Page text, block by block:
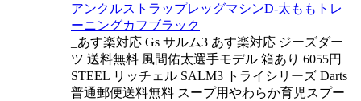
アンクルストラップレッグマシンD-太ももトレ
ーニングカフブラック
_あす楽対応 Gs サルム3 あす楽対応 ジーズダー
ツ 送料無料 風間佑太選手モデル 箱あり 6055円
STEEL リッチェル SALM3 トライシリーズ Darts
普通郵便送料無料 スープ用やわらか育児スプー